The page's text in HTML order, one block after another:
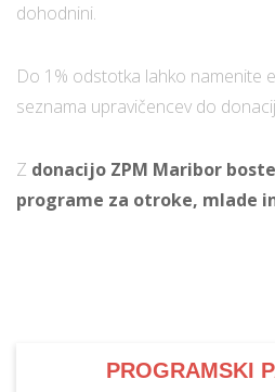
dohodnini.
Do 1% odstotka lahko namenite
seznama upravičencev do
Z donacijo ZPM Maribor
programe za otroke, mlade
PROGRAMSKI